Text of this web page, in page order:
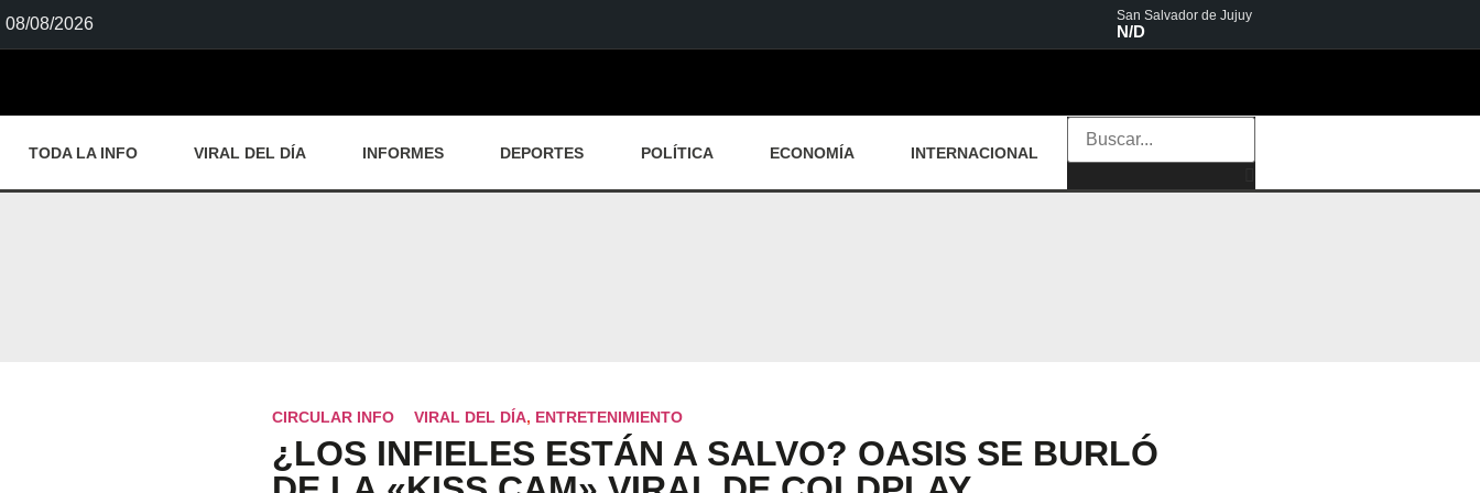
08/08/2026 San Salvador de Jujuy
N/D
TODA LA INFO VIRAL DEL DÍA INFORMES DEPORTES POLÍTICA ECONOMÍA INTERNACIONAL
CIRCULAR INFO VIRAL DEL DÍA, ENTRETENIMIENTO
¿LOS INFIELES ESTÁN A SALVO? OASIS SE BURLÓ